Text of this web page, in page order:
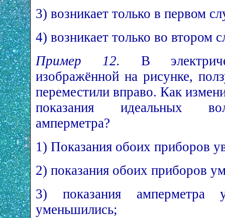
3) возникает только в первом
4) возникает только во втором
Пример 12. В
изображённой на рисунке,
переместили вправо. Как
показания идеальных
амперметра?
1) Показания обоих приборов
2) показания обоих приборов
3) показания амперметра
уменьшились;